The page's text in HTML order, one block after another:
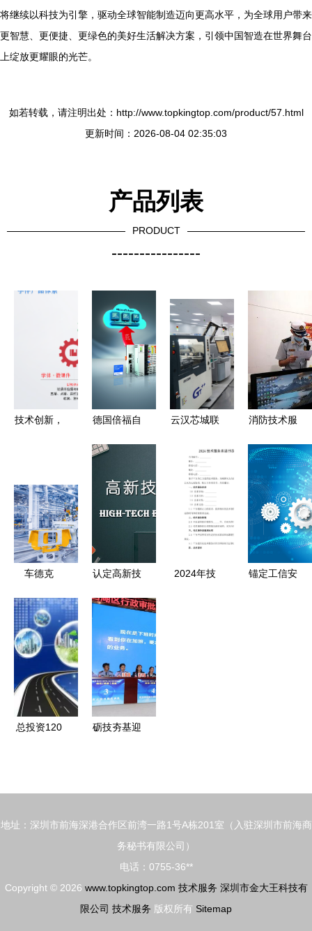
将继续以科技为引擎，驱动全球智能制造迈向更高水平，为全球用户带来
更智慧、更便捷、更绿色的美好生活解决方案，引领中国智造在世界舞台
上绽放更耀眼的光芒。
如若转载，请注明出处：http://www.topkingtop.com/product/57.html
更新时间：2026-08-04 02:35:03
产品列表
PRODUCT
----------------
技术创新，
伴软件
Tower教育
大会三日展
技术服务综
述
德国倍福自
Azure 认
云汉芯城联
等十家企业
获评上海
市“工赋链
主”企业 技
术服务的示
范与启示
消防技术服
检查 为生
命安全“把
脉问诊”
车德克
品牌所属国
家及技术服
务解析
认定高新技
服务篇
2024年技
锚定工信安
总投资120
聚焦智能科
砺技夯基迎
官
地址：深圳市前海深港合作区前湾一路1号A栋201室（入驻深圳市前海商
务秘书有限公司）
电话：0755-36**
Copyright © 2026 www.topkingtop.com 技术服务 深圳市金大王科技有
限公司 技术服务 版权所有 Sitemap